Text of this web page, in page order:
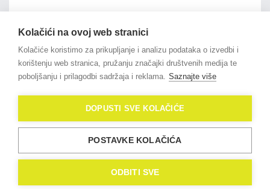
OligoLux
Reserved. Izrada web stranica
Domidona IT
Kolačići (eng. Cookies)
Kolačići na ovoj web stranici
Kolačiće koristimo za prikupljanje i analizu podataka o izvedbi i
korištenju web stranica, pružanju značajki društvenih medija te
poboljšanju i prilagodbi sadržaja i reklama. Saznajte više
DOPUSTI SVE KOLAČIĆE
POSTAVKE KOLAČIĆA
ODBITI SVE